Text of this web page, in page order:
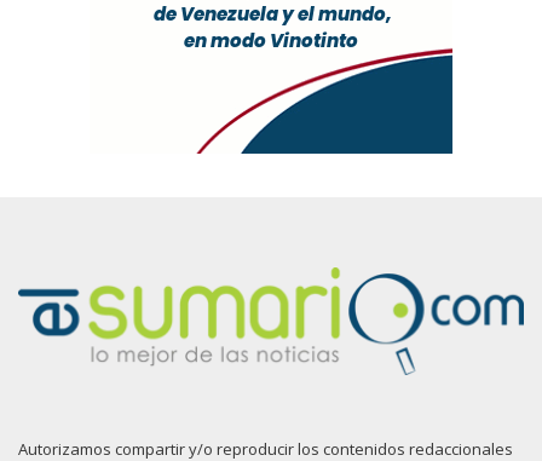
Autorizamos compartir y/o reproducir los contenidos redaccionales